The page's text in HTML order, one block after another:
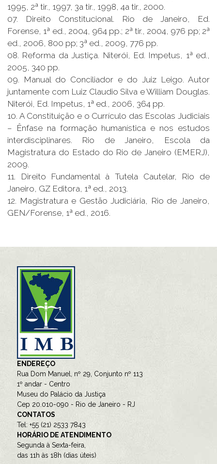
1995, 2ª tir., 1997, 3a tir., 1998, 4a tir., 2000.
07. Direito Constitucional. Rio de Janeiro, Ed.
Forense, 1ª ed., 2004, 964 pp.; 2ª tir., 2004, 976 pp; 2ª
ed., 2006, 800 pp; 3ª ed., 2009, 776 pp.
08. Reforma da Justiça. Niterói, Ed. Impetus, 1ª ed.,
2005, 340 pp.
09. Manual do Conciliador e do Juiz Leigo. Autor
juntamente com Luiz Claudio Silva e William Douglas.
Niterói, Ed. Impetus, 1ª ed., 2006, 364 pp.
10. A Constituição e o Currículo das Escolas Judiciais
– Ênfase na formação humanística e nos estudos
interdisciplinares. Rio de Janeiro, Escola da
Magistratura do Estado do Rio de Janeiro (EMERJ),
2009.
11. Direito Fundamental à Tutela Cautelar, Rio de
Janeiro, GZ Editora, 1ª ed., 2013.
12. Magistratura e Gestão Judiciária, Rio de Janeiro,
GEN/Forense, 1ª ed., 2016.
ENDEREÇO
Rua Dom Manuel, nº 29, Conjunto nº 113
1º andar - Centro
Museu do Palácio da Justiça
Cep 20.010-090 - Rio de Janeiro - RJ
CONTATOS
Tel: +55 (21) 2533 7843
HORÁRIO DE ATENDIMENTO
Segunda à Sexta-feira,
das 11h às 18h (dias úteis)